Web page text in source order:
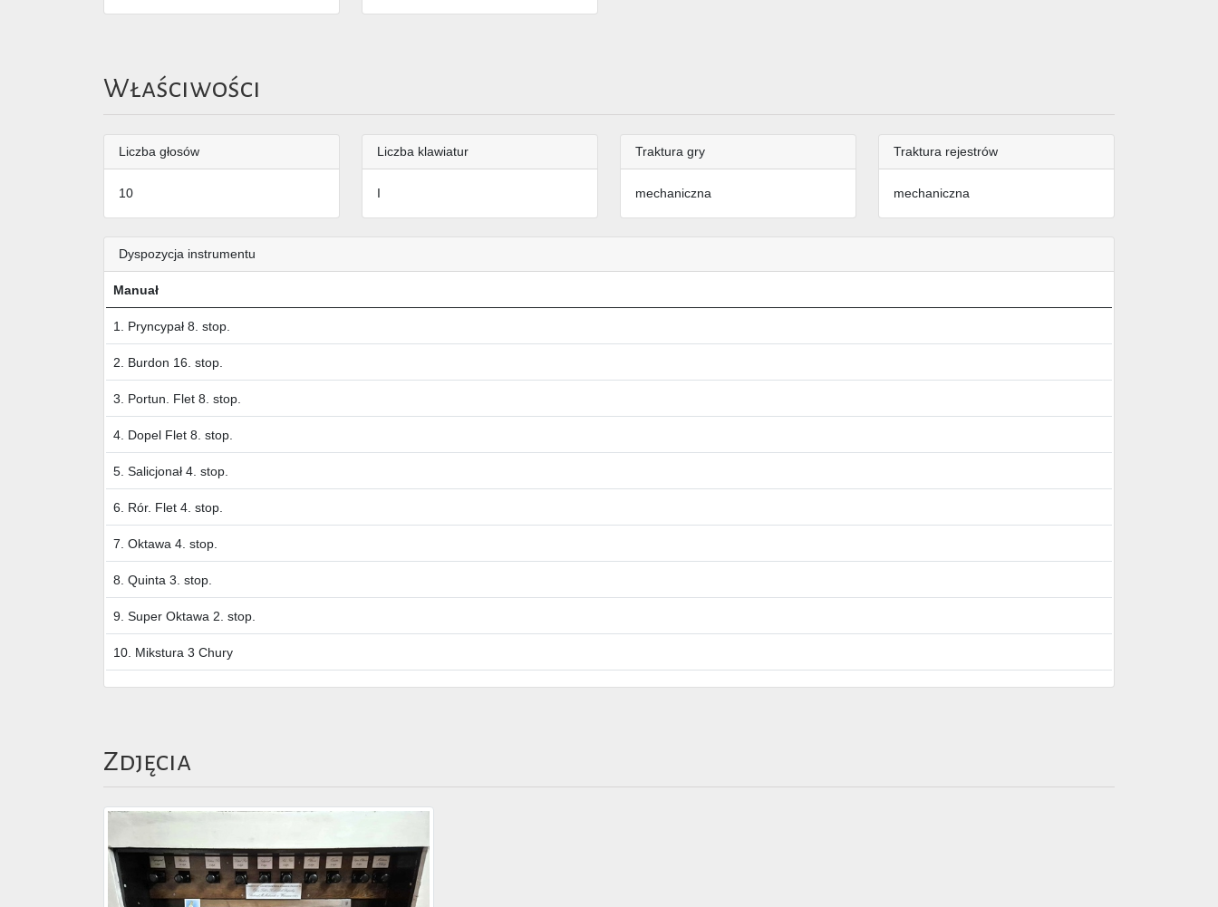
Właściwości
Liczba głosów
10
Liczba klawiatur
I
Traktura gry
mechaniczna
Traktura rejestrów
mechaniczna
Dyspozycja instrumentu
Manuał
1. Pryncypał 8. stop.
2. Burdon 16. stop.
3. Portun. Flet 8. stop.
4. Dopel Flet 8. stop.
5. Salicjonał 4. stop.
6. Rór. Flet 4. stop.
7. Oktawa 4. stop.
8. Quinta 3. stop.
9. Super Oktawa 2. stop.
10. Mikstura 3 Chury
Zdjęcia